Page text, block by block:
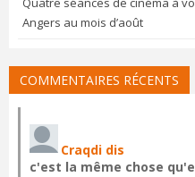
Angers au mois d’août
COMMENTAIRES RÉCENTS
Craqdi dis
c'est la même chose